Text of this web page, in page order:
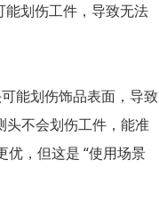
划伤工件，导致无法
能划伤饰品表面，导致
不会划伤工件，能准
优，但这是 “使用场景